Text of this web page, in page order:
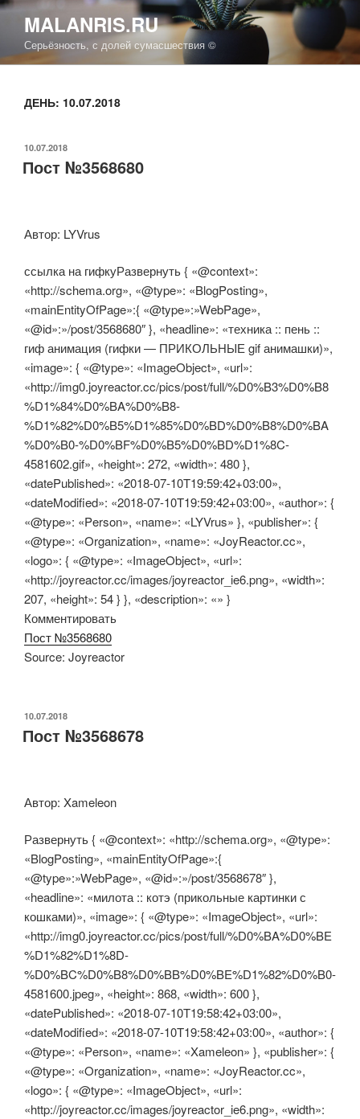
Перейти
содержимому
MALANRIS.RU
Серьёзность, с долей сумасшествия ©
ДЕНЬ: 10.07.2018
ОПУБЛИКОВАНО
10.07.2018
Пост №3568680
Автор: LYVrus
ссылка на гифкуРазвернуть { «@context»:
«http://schema.org», «@type»: «BlogPosting»,
«mainEntityOfPage»:{ «@type»:»WebPage»,
«@id»:»/post/3568680″ }, «headline»: «техника :: пень ::
гиф анимация (гифки — ПРИКОЛЬНЫЕ gif анимашки)»,
«image»: { «@type»: «ImageObject», «url»:
«http://img0.joyreactor.cc/pics/post/full/%D0%B3%D0%B8
%D1%84%D0%BA%D0%B8-
%D1%82%D0%B5%D1%85%D0%BD%D0%B8%D0%BA
%D0%B0-%D0%BF%D0%B5%D0%BD%D1%8C-
4581602.gif», «height»: 272, «width»: 480 },
«datePublished»: «2018-07-10T19:59:42+03:00»,
«dateModified»: «2018-07-10T19:59:42+03:00», «author»: {
«@type»: «Person», «name»: «LYVrus» }, «publisher»: {
«@type»: «Organization», «name»: «JoyReactor.cc»,
«logo»: { «@type»: «ImageObject», «url»:
«http://joyreactor.cc/images/joyreactor_ie6.png», «width»:
207, «height»: 54 } }, «description»: «» }
Комментировать
Пост №3568680
Source: Joyreactor
ОПУБЛИКОВАНО
10.07.2018
Пост №3568678
Автор: Xameleon
Развернуть { «@context»: «http://schema.org», «@type»:
«BlogPosting», «mainEntityOfPage»:{
«@type»:»WebPage», «@id»:»/post/3568678″ },
«headline»: «милота :: котэ (прикольные картинки с
кошками)», «image»: { «@type»: «ImageObject», «url»:
«http://img0.joyreactor.cc/pics/post/full/%D0%BA%D0%BE
%D1%82%D1%8D-
%D0%BC%D0%B8%D0%BB%D0%BE%D1%82%D0%B0-
4581600.jpeg», «height»: 868, «width»: 600 },
«datePublished»: «2018-07-10T19:58:42+03:00»,
«dateModified»: «2018-07-10T19:58:42+03:00», «author»: {
«@type»: «Person», «name»: «Xameleon» }, «publisher»: {
«@type»: «Organization», «name»: «JoyReactor.cc»,
«logo»: { «@type»: «ImageObject», «url»:
«http://joyreactor.cc/images/joyreactor_ie6.png», «width»: